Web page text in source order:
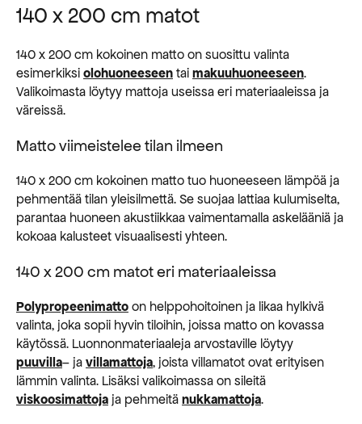
tehdä
tuotteen
sivulla.
tehdä
tuotteen
sivulla.
140 x 200 cm matot
140 x 200 cm kokoinen matto on suosittu valinta
esimerkiksi olohuoneeseen tai makuuhuoneeseen.
Valikoimasta löytyy mattoja useissa eri materiaaleissa ja
väreissä.
Matto viimeistelee tilan ilmeen
140 x 200 cm kokoinen matto tuo huoneeseen lämpöä ja
pehmentää tilan yleisilmettä. Se suojaa lattiaa kulumiselta,
parantaa huoneen akustiikkaa vaimentamalla askelääniä ja
kokoaa kalusteet visuaalisesti yhteen.
140 x 200 cm matot eri materiaaleissa
Polypropeenimatto on helppohoitoinen ja likaa hylkivä
valinta, joka sopii hyvin tiloihin, joissa matto on kovassa
käytössä. Luonnonmateriaaleja arvostaville löytyy
puuvilla– ja villamattoja, joista villamatot ovat erityisen
lämmin valinta. Lisäksi valikoimassa on sileitä
viskoosimattoja ja pehmeitä nukkamattoja.